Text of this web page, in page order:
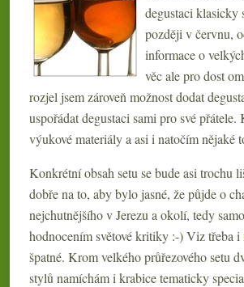
degustaci klasicky
později v červnu,
informace o
věc ale pro dost
rozjel jsem zároveň možnost dodat
uspořádat degustaci sami pro své
výukové materiály a asi i natočím
Konkrétní obsah setu se bude asi trochu
dobře na to, aby bylo jasné, že půjde o
nejchutnějšího v Jerezu a okolí, tedy
hodnocením světové kritiky :-) Viz třeba i
špatné. Krom velkého průřezového setu
stylů namíchám i krabice tematicky